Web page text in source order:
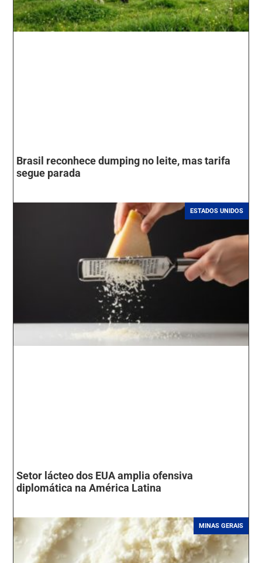
Brasil reconhece dumping no leite, mas tarifa
segue parada
ESTADOS UNIDOS
Setor lácteo dos EUA amplia ofensiva
diplomática na América Latina
MINAS GERAIS